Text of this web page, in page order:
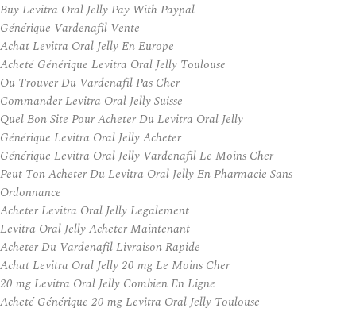
Buy Levitra Oral Jelly Pay With Paypal
Générique Vardenafil Vente
Achat Levitra Oral Jelly En Europe
Acheté Générique Levitra Oral Jelly Toulouse
Ou Trouver Du Vardenafil Pas Cher
Commander Levitra Oral Jelly Suisse
Quel Bon Site Pour Acheter Du Levitra Oral Jelly
Générique Levitra Oral Jelly Acheter
Générique Levitra Oral Jelly Vardenafil Le Moins Cher
Peut Ton Acheter Du Levitra Oral Jelly En Pharmacie Sans
Ordonnance
Acheter Levitra Oral Jelly Legalement
Levitra Oral Jelly Acheter Maintenant
Acheter Du Vardenafil Livraison Rapide
Achat Levitra Oral Jelly 20 mg Le Moins Cher
20 mg Levitra Oral Jelly Combien En Ligne
Acheté Générique 20 mg Levitra Oral Jelly Toulouse